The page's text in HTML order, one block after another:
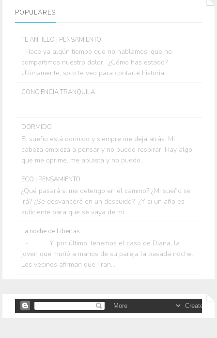
POPULARES
TE ANHELO | PENSAMIENTO
Hace ya algún tiempo que no hablamos, que no
compartimos nuestro dolor. ¿Cómo has estado?
Últimamente, solo te veo para contarte historia...
CONCIENCIA TRANQUILA
DORMIDO
El sueño está dormido y siempre me deja atrás. Mi
cabeza empieza a pensar y no puedo respirar. Hay algo
que me oprime, me aplasta y no puedo...
ECO | PENSAMIENTO
¿Qué pasará si me detengo en el camino? ¿Mi sueño se
irá? ¿Se desvancerá en un descuido? ¿Y si un año es
suficiente para que se vaya de mi ...
La noche de Libertas
- Y, por último, tenemos el caso de Diana, la
joven que murió a manos de su pareja la pasada noche.
Los vecinos afirman que Fran...